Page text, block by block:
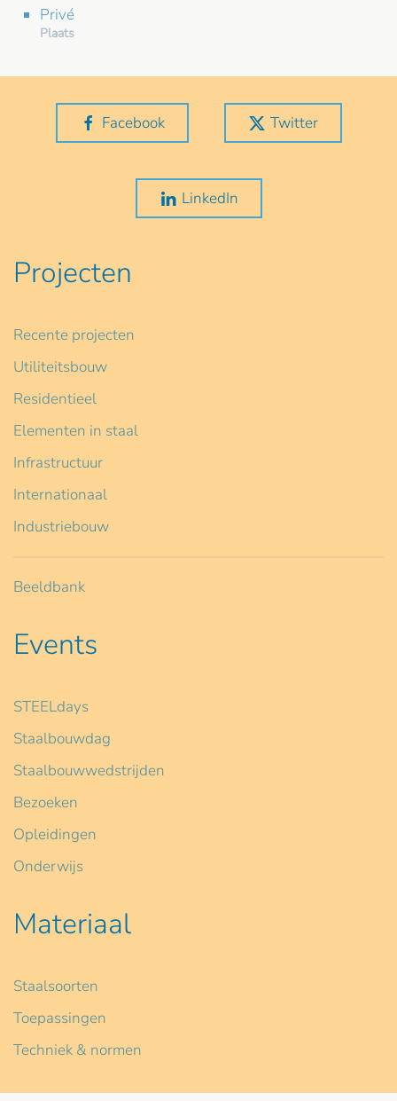
Privé
Plaats
Facebook Twitter
LinkedIn
Projecten
Recente projecten
Utiliteitsbouw
Residentieel
Elementen in staal
Infrastructuur
Internationaal
Industriebouw
Beeldbank
Events
STEELdays
Staalbouwdag
Staalbouwwedstrijden
Bezoeken
Opleidingen
Onderwijs
Materiaal
Staalsoorten
Toepassingen
Techniek & normen